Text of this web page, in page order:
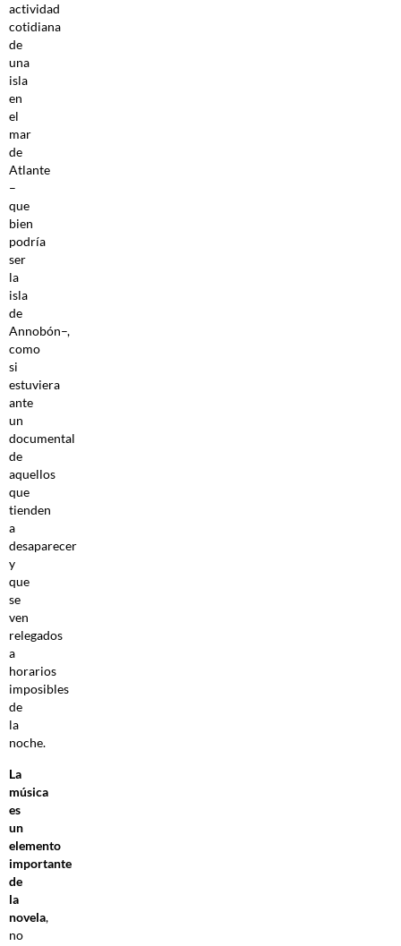
actividad
cotidiana
de
una
isla
en
el
mar
de
Atlante
–
que
bien
podría
ser
la
isla
de
Annobón–,
como
si
estuviera
ante
un
documental
de
aquellos
que
tienden
a
desaparecer
y
que
se
ven
relegados
a
horarios
imposibles
de
la
noche.
La
música
es
un
elemento
importante
de
la
novela,
no